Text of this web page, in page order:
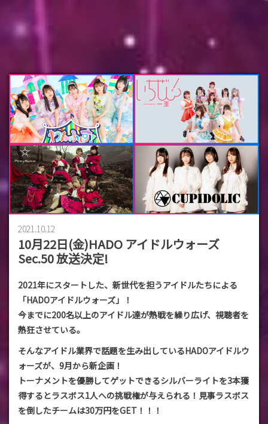
2021.10.12
10月22日(金)HADO アイドルウォーズ
Sec.50 放送決定!
2021年にスタートした、新世代を担うアイドルたちによる
「HADOアイドルウォーズ」！
今までに200名以上のアイドル達が熱戦を繰り広げ、視聴者を
熱狂させている。
そんなアイドル業界で話題を生み出しているHADOアイドルウ
ォーズが、9月から新企画！
トーナメントを優勝してゲットできるシルバーライトを3本獲
得するとラスボス1人への挑戦権が与えられる！見事ラスボス
を倒したチームは30万円をGET！！！